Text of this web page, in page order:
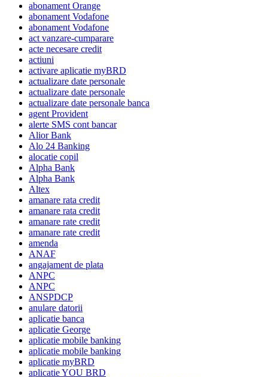
abonament Orange
abonament Vodafone
abonament Vodafone
act vanzare-cumparare
acte necesare credit
actiuni
activare aplicatie myBRD
actualizare date personale
actualizare date personale
actualizare date personale banca
agent Provident
alerte SMS cont bancar
Alior Bank
Alo 24 Banking
alocatie copil
Alpha Bank
Alpha Bank
Altex
amanare rata credit
amanare rata credit
amanare rate credit
amanare rate credit
amenda
ANAF
angajament de plata
ANPC
ANPC
ANSPDCP
anulare datorii
aplicatie banca
aplicatie George
aplicatie mobile banking
aplicatie mobile banking
aplicatie myBRD
aplicatie YOU BRD